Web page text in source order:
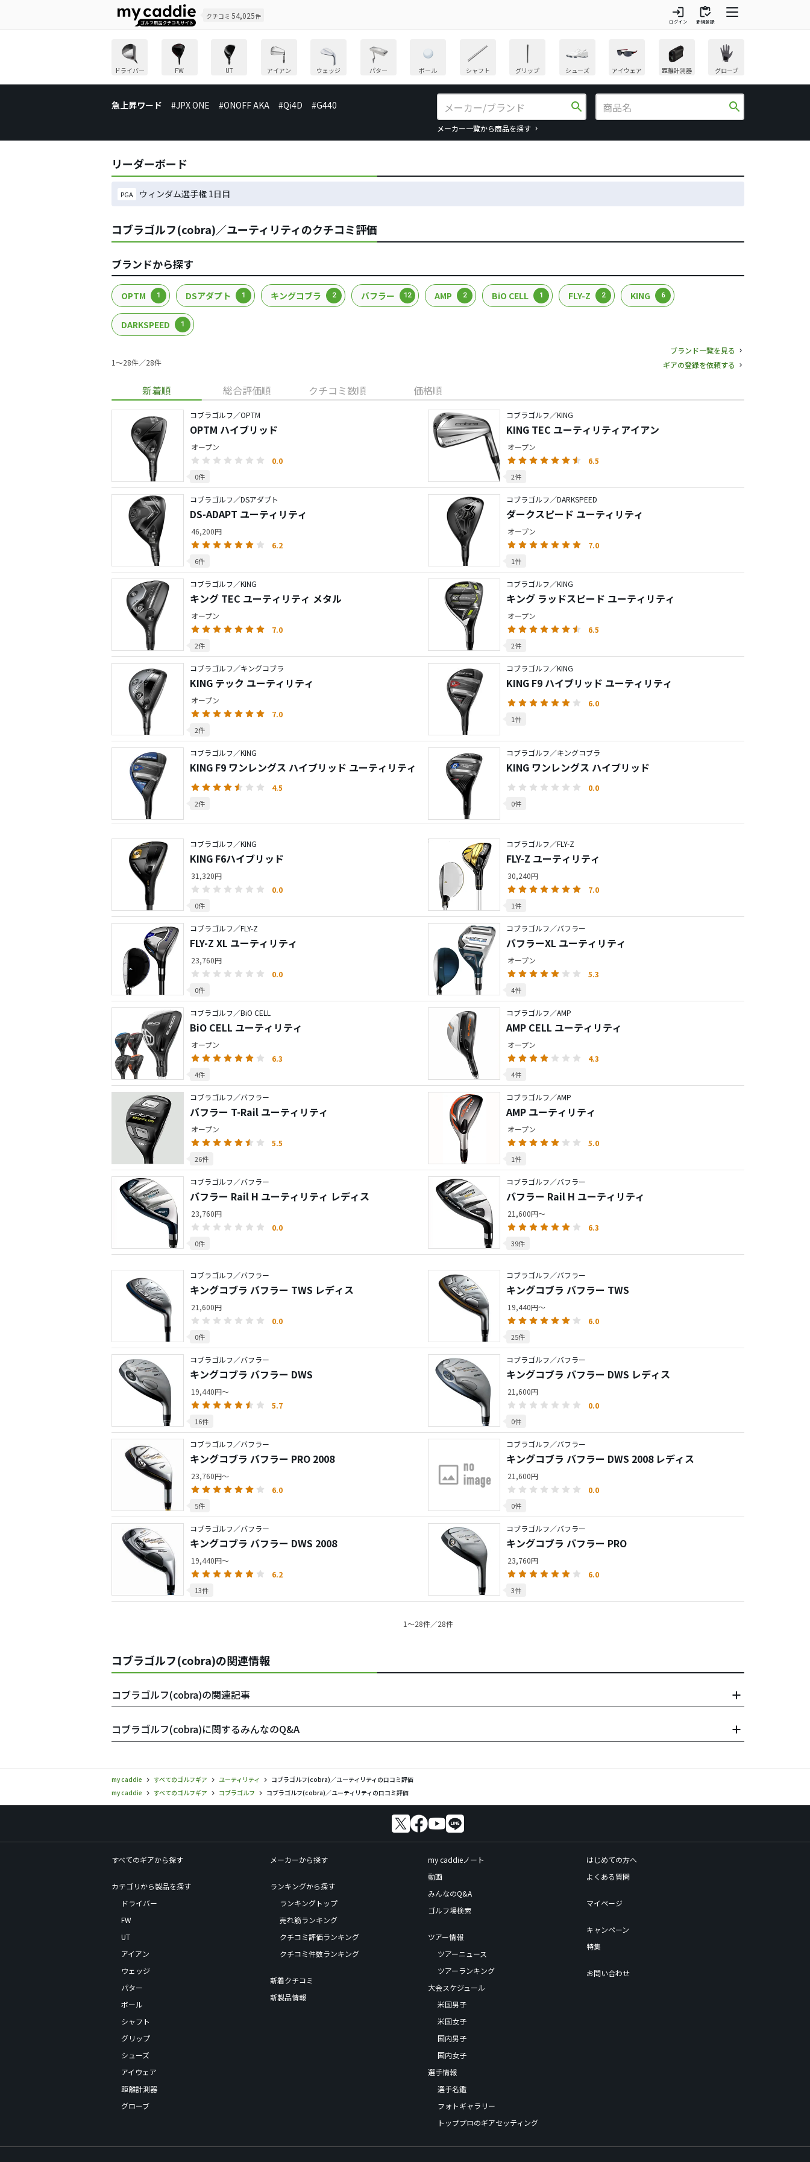
クチコミ 54,025件 login
ログイン
inventory
新規登録
ドライバー FW UT アイアン ウェッジ パター ボール シャフト グリップ シューズ アイウェア 距離計測器 グローブ
急上昇ワード #JPX ONE #ONOFF AKA #Qi4D #G440 search
メーカー一覧から商品を探す
search
リーダーボード
PGA ウィンダム選手権 1日目
コブラゴルフ(cobra)／ユーティリティのクチコミ評価
ブランドから探す
OPTM 1 DSアダプト 1 キングコブラ 2 バフラー 12 AMP 2 BiO CELL 1 FLY-Z 2 KING 6
DARKSPEED 1
1〜28件／28件
ブランド一覧を見る
ギアの登録を依頼する
新着順 総合評価順 クチコミ数順 価格順
コブラゴルフ／OPTM
OPTM ハイブリッド
オープン
0.0
0件
コブラゴルフ／KING
KING TEC ユーティリティアイアン
オープン
6.5
2件
コブラゴルフ／DSアダプト
DS-ADAPT ユーティリティ
46,200円
6.2
6件
コブラゴルフ／DARKSPEED
ダークスピード ユーティリティ
オープン
7.0
1件
コブラゴルフ／KING
キング TEC ユーティリティ メタル
オープン
7.0
2件
コブラゴルフ／KING
キング ラッドスピード ユーティリティ
オープン
6.5
2件
コブラゴルフ／キングコブラ
KING テック ユーティリティ
オープン
7.0
2件
コブラゴルフ／KING
KING F9 ハイブリッド ユーティリティ
6.0
1件
コブラゴルフ／KING
KING F9 ワンレングス ハイブリッド ユーティリティ
4.5
2件
コブラゴルフ／キングコブラ
KING ワンレングス ハイブリッド
0.0
0件
コブラゴルフ／KING
KING F6ハイブリッド
31,320円
0.0
0件
コブラゴルフ／FLY-Z
FLY-Z ユーティリティ
30,240円
7.0
1件
コブラゴルフ／FLY-Z
FLY-Z XL ユーティリティ
23,760円
0.0
0件
コブラゴルフ／バフラー
バフラーXL ユーティリティ
オープン
5.3
4件
コブラゴルフ／BiO CELL
BiO CELL ユーティリティ
オープン
6.3
4件
コブラゴルフ／AMP
AMP CELL ユーティリティ
オープン
4.3
4件
コブラゴルフ／バフラー
バフラー T-Rail ユーティリティ
オープン
5.5
26件
コブラゴルフ／AMP
AMP ユーティリティ
オープン
5.0
1件
コブラゴルフ／バフラー
バフラー Rail H ユーティリティ レディス
23,760円
0.0
0件
コブラゴルフ／バフラー
バフラー Rail H ユーティリティ
21,600円～
6.3
39件
コブラゴルフ／バフラー
キングコブラ バフラー TWS レディス
21,600円
0.0
0件
コブラゴルフ／バフラー
キングコブラ バフラー TWS
19,440円～
6.0
25件
コブラゴルフ／バフラー
キングコブラ バフラー DWS
19,440円～
5.7
16件
コブラゴルフ／バフラー
キングコブラ バフラー DWS レディス
21,600円
0.0
0件
コブラゴルフ／バフラー
キングコブラ バフラー PRO 2008
23,760円～
6.0
5件
コブラゴルフ／バフラー
キングコブラ バフラー DWS 2008 レディス
21,600円
0.0
0件
コブラゴルフ／バフラー
キングコブラ バフラー DWS 2008
19,440円～
6.2
13件
コブラゴルフ／バフラー
キングコブラ バフラー PRO
23,760円
6.0
3件
1〜28件／28件
コブラゴルフ(cobra)の関連情報
コブラゴルフ(cobra)の関連記事
コブラゴルフ(cobra)に関するみんなのQ&A
my caddie すべてのゴルフギア ユーティリティ
コブラゴルフ(cobra)／ユーティリティの口コミ評価
my caddie
すべてのゴルフギア コブラゴルフ コブラゴルフ(cobra)／ユーティリティの口コミ評価
すべてのギアから探す
カテゴリから製品を探す
ドライバー
FW
UT
アイアン
ウェッジ
パター
ボール
シャフト
グリップ
シューズ
アイウェア
距離計測器
グローブ
メーカーから探す
ランキングから探す
ランキングトップ
売れ筋ランキング
クチコミ評価ランキング
クチコミ件数ランキング
新着クチコミ
新製品情報
my caddieノート
動画
みんなのQ&A
ゴルフ場検索
ツアー情報
ツアーニュース
ツアーランキング
大会スケジュール
米国男子
米国女子
国内男子
国内女子
選手情報
選手名鑑
フォトギャラリー
トッププロのギアセッティング
はじめての方へ
よくある質問
マイページ
キャンペーン
特集
お問い合わせ